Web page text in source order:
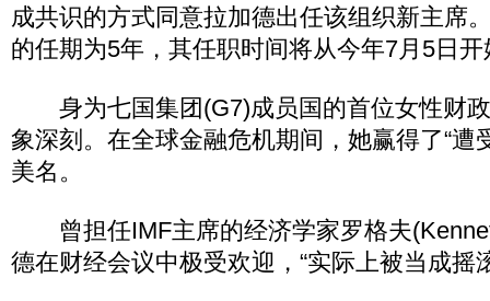
成共识的方式同意拉加德出任该组织新主席
的任期为5年，其任职时间将从今年7月5日开
身为七国集团(G7)成员国的首位女性财
象深刻。在全球金融危机期间，她赢得了“遭
美名。
曾担任IMF主席的经济学家罗格夫
德在财经会议中极受欢迎，“实际上被当成摇